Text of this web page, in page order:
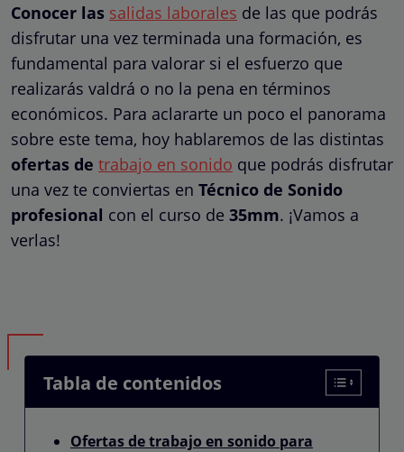
Conocer las salidas laborales de las que podrás
disfrutar una vez terminada una formación, es
fundamental para valorar si el esfuerzo que
realizarás valdrá o no la pena en términos
económicos. Para aclararte un poco el panorama
sobre este tema, hoy hablaremos de las distintas
ofertas de trabajo en sonido que podrás disfrutar
una vez te conviertas en Técnico de Sonido
profesional con el curso de 35mm. ¡Vamos a
verlas!
Tabla de contenidos
Ofertas de trabajo en sonido para